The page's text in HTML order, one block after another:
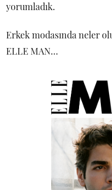
yorumladık.
Erkek modasında neler
ELLE MAN...